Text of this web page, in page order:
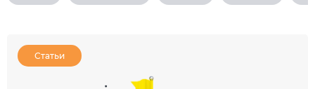
Статьи